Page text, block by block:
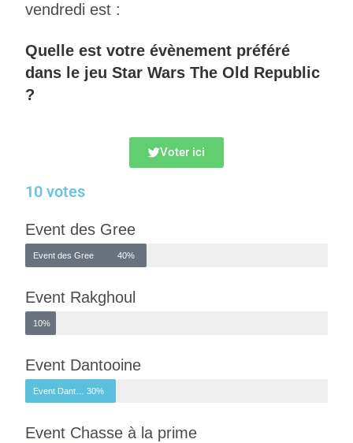
vendredi est :
Quelle est votre évènement préféré
dans le jeu Star Wars The Old Republic
?
Voter ici
10 votes
Event des Gree
Event des Gree 40%
Event Rakghoul
Event Rakghoul
10%
Event Dantooine
30%
Event Chasse à la prime